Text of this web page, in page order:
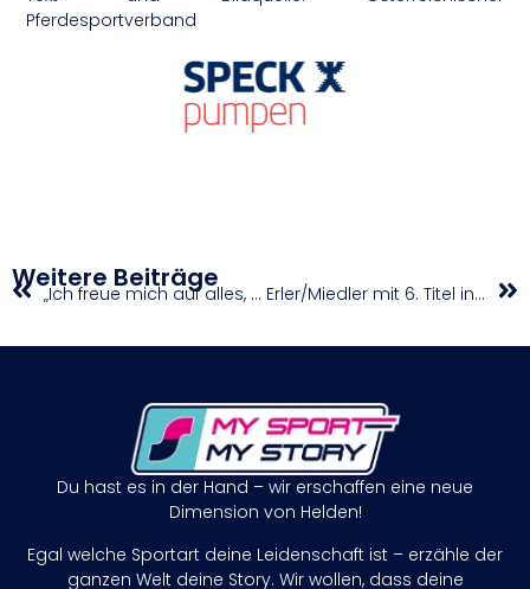
Pferdesportverband
Weitere Beiträge „Ich freue mich auf alles, was kommt!“ Erler/Miedler mit 6. Titel ins Wien-Heimspiel
Du hast es in der Hand – wir erschaffen eine neue
Dimension von Helden!
Egal welche Sportart deine Leidenschaft ist – erzähle der
ganzen Welt deine Story. Wir wollen, dass deine